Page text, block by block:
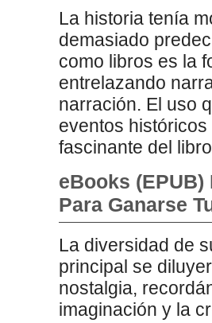
La historia tenía
demasiado
como libros es la
entrelazando
narración. El uso
eventos
fascinante del
eBooks
Para Ganarse
La diversidad de
principal se
nostalgia,
imaginación y la